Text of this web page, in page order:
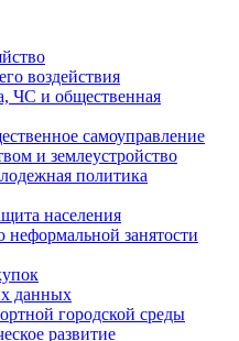
воздействия
ЧС и общественная
самоуправление
и землеустройство
политика
населения
занятости
данных
городской среды
развитие